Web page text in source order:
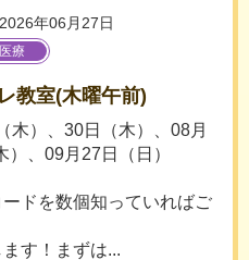
年06月27日
療
教室(木曜午前)
木）、30日（木）、08月
、09月27日（日）
ドを数個知っていればご
す！まずは...